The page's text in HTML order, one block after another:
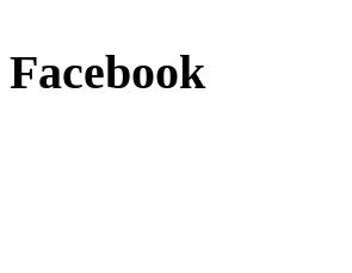
Facebook